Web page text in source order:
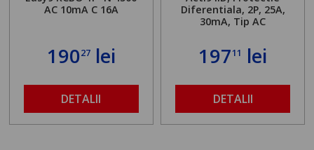
AC 10mA C 16A
19027lei
DETALII
Diferentiala, 2P, 25A,
30mA, Tip AC
19711 lei
DETALII